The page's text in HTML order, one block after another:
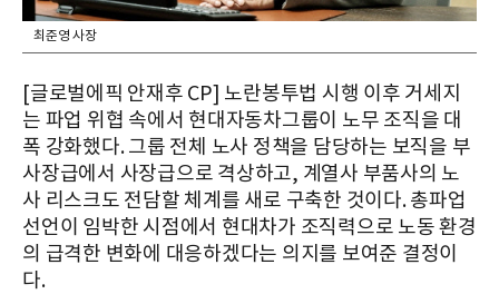
최준영 사장
[글로벌에픽 안재후 CP] 노란봉투법 시행 이후 거세지
는 파업 위협 속에서 현대자동차그룹이 노무 조직을 대
폭 강화했다. 그룹 전체 노사 정책을 담당하는 보직을 부
사장급에서 사장급으로 격상하고, 계열사 부품사의 노
사 리스크도 전담할 체계를 새로 구축한 것이다. 총파업
선언이 임박한 시점에서 현대차가 조직력으로 노동 환경
의 급격한 변화에 대응하겠다는 의지를 보여준 결정이
다.